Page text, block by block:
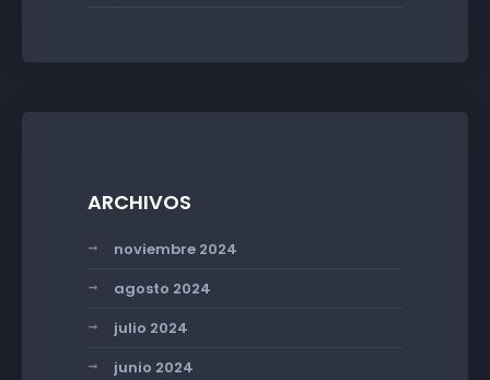
ARCHIVOS
noviembre 2024
agosto 2024
julio 2024
junio 2024